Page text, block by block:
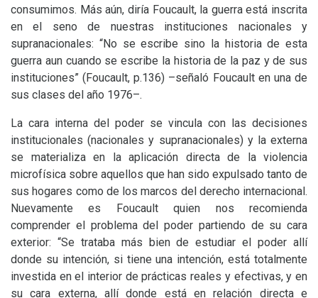
consumimos. Más aún, diría Foucault, la guerra está inscrita
en el seno de nuestras instituciones nacionales y
supranacionales: “No se escribe sino la historia de esta
guerra aun cuando se escribe la historia de la paz y de sus
instituciones” (Foucault, p.136) –señaló Foucault en una de
sus clases del año 1976–.
La cara interna del poder se vincula con las decisiones
institucionales (nacionales y supranacionales) y la externa
se materializa en la aplicación directa de la violencia
microfísica sobre aquellos que han sido expulsado tanto de
sus hogares como de los marcos del derecho internacional.
Nuevamente es Foucault quien nos recomienda
comprender el problema del poder partiendo de su cara
exterior: “Se trataba más bien de estudiar el poder allí
donde su intención, si tiene una intención, está totalmente
investida en el interior de prácticas reales y efectivas, y en
su cara externa, allí donde está en relación directa e